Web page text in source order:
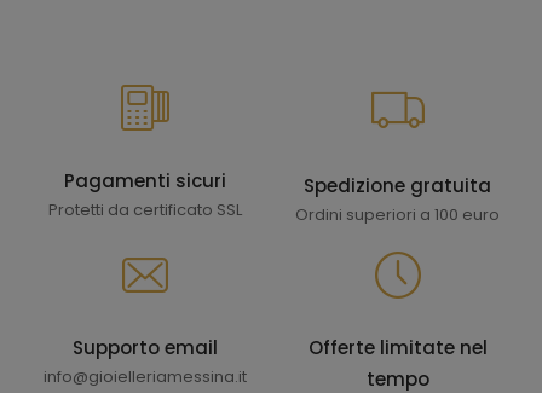
Pagamenti sicuri
Protetti da certificato SSL
Spedizione gratuita
Ordini superiori a 100 euro
Supporto email
info@gioielleriamessina.it
Offerte limitate nel
tempo